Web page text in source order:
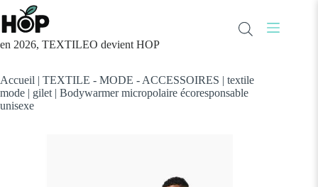
Passer
au
contenu
en 2026, TEXTILEO devient HOP
Accueil | TEXTILE - MODE - ACCESSOIRES | textile
mode | gilet | Bodywarmer micropolaire écoresponsable
unisexe